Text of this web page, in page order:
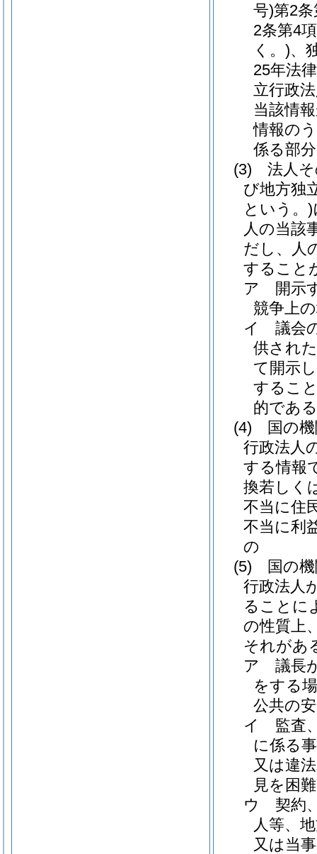
号)第2
2条第4
く。)、
25年法
立行政
当該情
情報の
係る部分
(3)
法人
び地方独
という。)
人の当該
だし、人
すること
ア
開示
競争上
イ
議会
供され
て開示
するこ
的であ
(4)
国の
行政法人
する情報
換若しく
不当に住
不当に利
の
(5)
国の
行政法人
ることに
の性質上
それがあ
ア
議長
をする
公共の
イ
監査
に係る
又は違
見を困
ウ
契約
人等、
又は当